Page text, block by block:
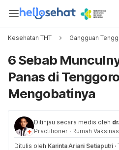
Kesehatan THT Gangguan
6 Sebab
Panas di
Mengobatinya
Ditinjau secara medis oleh
Practitioner · Rumah
Ditulis oleh Karinta Ariani Setiaputri ·